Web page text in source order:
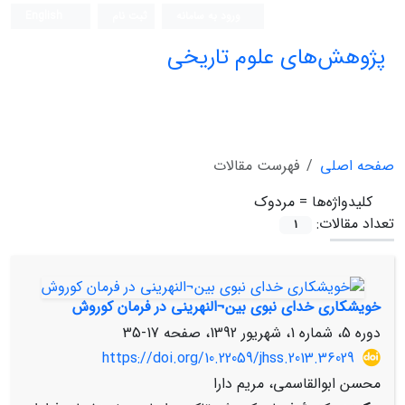
پژوهش‌های علوم تاریخی
صفحه اصلی
فهرست مقالات
کلیدواژه‌ها = مردوک
تعداد مقالات:
1
خویشکاری خدای نبوی بین¬النهرینی در فرمان کوروش
دوره 5، شماره 1، شهریور 1392، صفحه
17-35
https://doi.org/10.22059/jhss.2013.36029
محسن ابوالقاسمی، مریم دارا